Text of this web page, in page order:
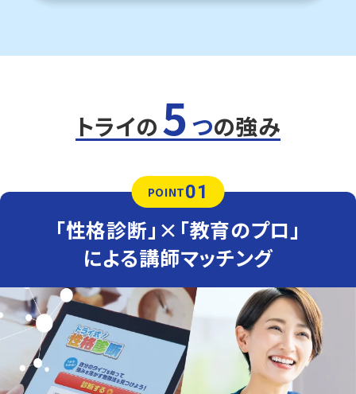
トライの 5 つの強み
POINT01
「性格診断」×「教育のプロ」
による講師マッチング